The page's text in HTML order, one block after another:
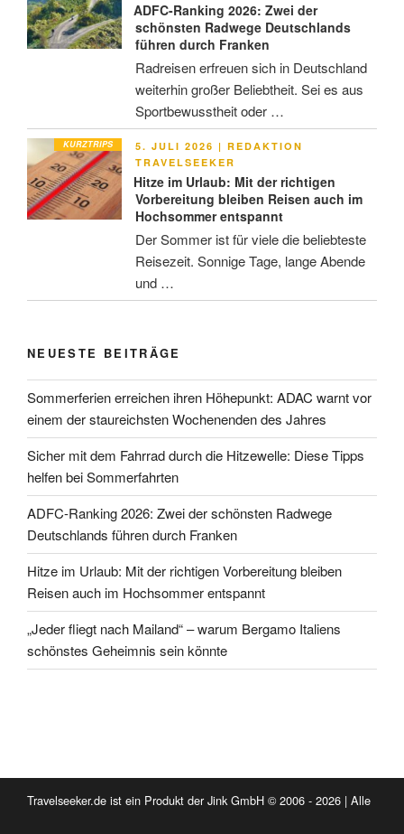
ADFC-Ranking 2026: Zwei der
schönsten Radwege Deutschlands
führen durch Franken
Radreisen erfreuen sich in Deutschland
weiterhin großer Beliebtheit. Sei es aus
Sportbewusstheit oder …
KURZTRIPS
VERÖFFENTLICHT
AM
5. JULI 2026 | REDAKTION
TRAVELSEEKER
Hitze im Urlaub: Mit der richtigen
Vorbereitung bleiben Reisen auch im
Hochsommer entspannt
Der Sommer ist für viele die beliebteste
Reisezeit. Sonnige Tage, lange Abende
und …
NEUESTE BEITRÄGE
Sommerferien erreichen ihren Höhepunkt: ADAC warnt vor
einem der staureichsten Wochenenden des Jahres
Sicher mit dem Fahrrad durch die Hitzewelle: Diese Tipps
helfen bei Sommerfahrten
ADFC-Ranking 2026: Zwei der schönsten Radwege
Deutschlands führen durch Franken
Hitze im Urlaub: Mit der richtigen Vorbereitung bleiben
Reisen auch im Hochsommer entspannt
„Jeder fliegt nach Mailand“ – warum Bergamo Italiens
schönstes Geheimnis sein könnte
Travelseeker.de ist ein Produkt der Jink GmbH © 2006 - 2026 | Alle